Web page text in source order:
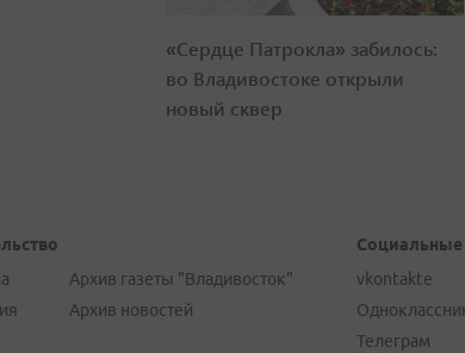
«Сердце Патрокла» забилось:
во Владивостоке открыли
новый сквер
Архив газеты "Владивосток"
Архив новостей
Социальные
vkontakte
Телеграм